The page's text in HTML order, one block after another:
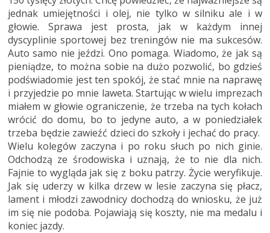
jednak umiejętności i olej, nie tylko w silniku ale i w
głowie. Sprawa jest prosta, jak w każdym innej
dyscyplinie sportowej bez treningów nie ma sukcesów.
Auto samo nie jeździ. Ono pomaga. Wiadomo, że jak są
pieniądze, to można sobie na dużo pozwolić, bo gdzieś
podświadomie jest ten spokój, że stać mnie na naprawę
i przyjedzie po mnie laweta. Startując w wielu imprezach
miałem w głowie ograniczenie, że trzeba na tych kołach
wrócić do domu, bo to jedyne auto, a w poniedziałek
trzeba będzie zawieźć dzieci do szkoły i jechać do pracy.
Wielu kolegów zaczyna i po roku słuch po nich ginie.
Odchodzą ze środowiska i uznają, że to nie dla nich.
Fajnie to wygląda jak się z boku patrzy. Życie weryfikuje.
Jak się uderzy w kilka drzew w lesie zaczyna się płacz,
lament i młodzi zawodnicy dochodzą do wniosku, że już
im się nie podoba. Pojawiają się koszty, nie ma medalu i
koniec jazdy.